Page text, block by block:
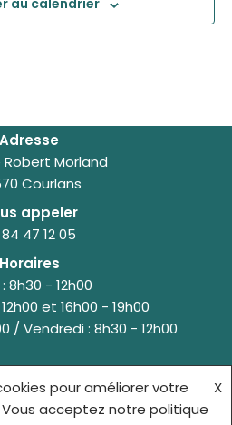
au calendrier
Adresse
Robert Morland
Courlans
appeler
47 12 05
Horaires
8h30 - 12h00
et 16h00 - 19h00
/ Vendredi : 8h30 - 12h00
{current_year}
pour améliorer votre
acceptez notre politique
X